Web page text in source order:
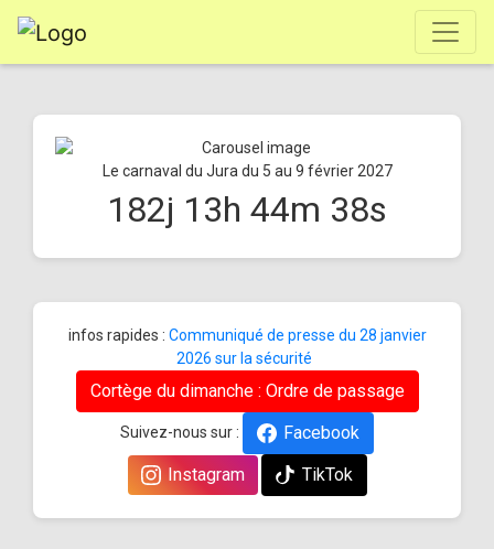
Le carnaval du Jura du 5 au 9 février 2027
182j 13h 44m 38s
infos rapides : Communiqué de presse du 28 janvier
2026 sur la sécurité
Cortège du dimanche : Ordre de passage
Suivez-nous sur :
Facebook
Instagram
TikTok